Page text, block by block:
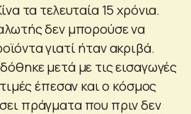
τα τελευταία 15 χρόνια.
δεν μπορούσε να
γιατί ήταν ακριβά.
μετά με τις εισαγωγές
έπεσαν και ο κόσμος
πράγματα που πριν δεν